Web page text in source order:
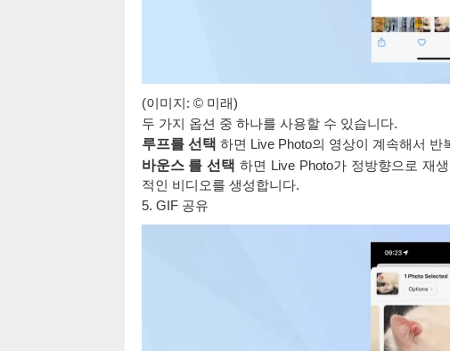
(이미지: © 미래)
두 가지 옵션 중 하나를 사용할 수 있습니다.
루프를 선택 하면 Live Photo의 영상이 계속해서 반
바운스 를 선택 하면 Live Photo가 정방향으로 재
적인 비디오를 생성합니다.
5. GIF 공유